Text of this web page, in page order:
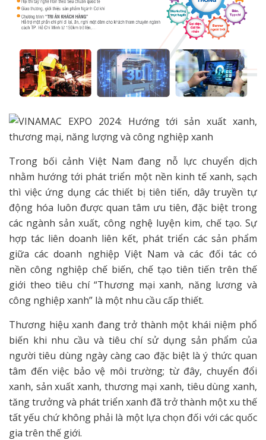
Trong bối cảnh Việt Nam đang nỗ lực chuyển dịch
nhằm hướng tới phát triển một nền kinh tế xanh, sạch
thì việc ứng dụng các thiết bị tiên tiến, dây truyền tự
động hóa luôn được quan tâm ưu tiên, đặc biệt trong
các ngành sản xuất, công nghệ luyện kim, chế tạo. Sự
hợp tác liên doanh liên kết, phát triển các sản phẩm
giữa các doanh nghiệp Việt Nam và các đối tác có
nền công nghiệp chế biến, chế tạo tiên tiến trên thế
giới theo tiêu chí “Thương mại xanh, năng lương và
công nghiệp xanh” là một nhu cầu cấp thiết.
Thương hiệu xanh đang trở thành một khái niệm phổ
biến khi nhu cầu và tiêu chí sử dụng sản phẩm của
người tiêu dùng ngày càng cao đặc biệt là ý thức quan
tâm đến việc bảo vệ môi trường; từ đây, chuyển đổi
xanh, sản xuất xanh, thương mại xanh, tiêu dùng xanh,
tăng trưởng và phát triển xanh đã trở thành một xu thế
tất yếu chứ không phải là một lựa chọn đối với các quốc
gia trên thế giới.